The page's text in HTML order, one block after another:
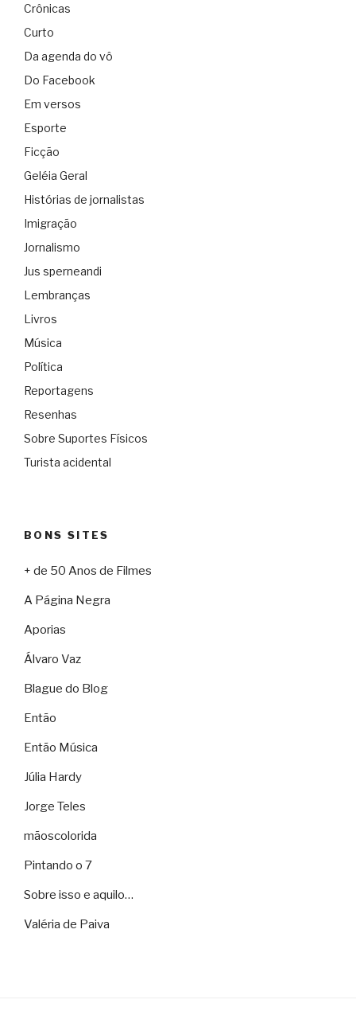
Crônicas
Curto
Da agenda do vô
Do Facebook
Em versos
Esporte
Ficção
Geléia Geral
Histórias de jornalistas
Imigração
Jornalismo
Jus sperneandi
Lembranças
Livros
Música
Política
Reportagens
Resenhas
Sobre Suportes Físicos
Turista acidental
BONS SITES
+ de 50 Anos de Filmes
A Página Negra
Aporias
Álvaro Vaz
Blague do Blog
Então
Então Música
Júlia Hardy
Jorge Teles
mãoscolorida
Pintando o 7
Sobre isso e aquilo…
Valéria de Paiva